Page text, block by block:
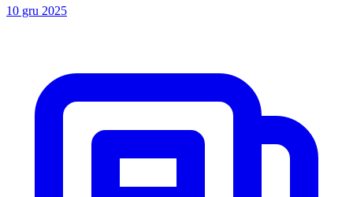
10 gru 2025